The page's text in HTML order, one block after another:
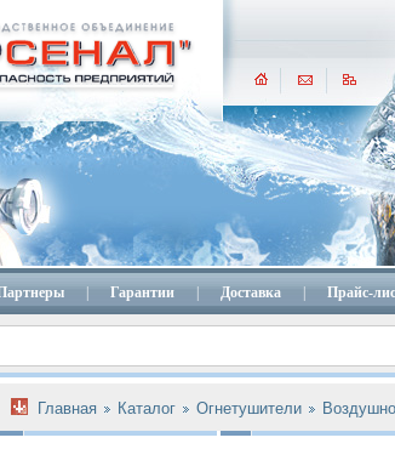
Гарантии Доставка Прайс-
Главная Каталог Огнетушители